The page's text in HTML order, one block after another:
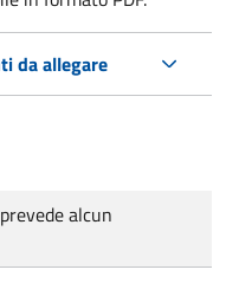
da allegare
alcun